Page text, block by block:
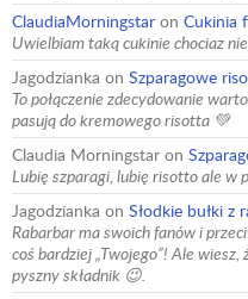
ClaudiaMorningstar on Cukinia
Uwielbiam taką cukinie chociaz
Jagodzianka on Szparagowe
To połączenie zdecydowanie
pasują do kremowego risotta 💚
Claudia Morningstar on
Lubię szparagi, lubię risotto ale w
Jagodzianka on Słodkie bułki z
Rabarbar ma swoich fanów i
coś bardziej „Twojego”! Ale
pyszny składnik 😉.